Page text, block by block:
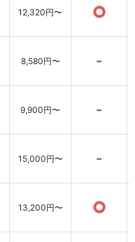
12,320円〜 ○
8,580円〜 -
9,900円〜 -
15,000円〜 -
13,200円〜 ○